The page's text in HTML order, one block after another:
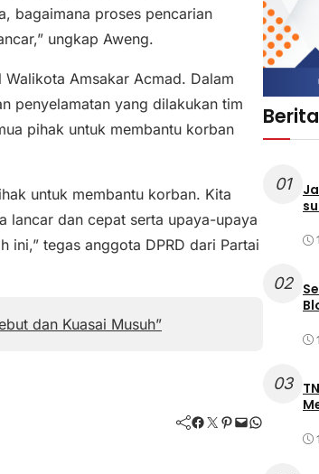
bagaimana proses pencarian
ungkap Aweng.
Amsakar Acmad. Dalam
penyelamatan yang dilakukan tim
pihak untuk membantu korban
untuk membantu korban. Kita
lancar dan cepat serta upaya-upaya
ini,” tegas anggota DPRD dari Partai
dan Kuasai Musuh”
Facebook Twitter Pinterest Mail WhatsApp
01
02
03